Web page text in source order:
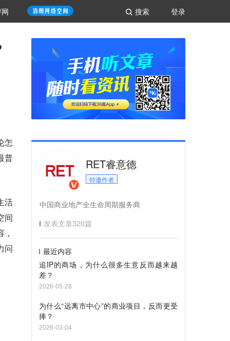
登录
搜索
怎
普
活
间
问
RET睿意德
特邀作者
中国商业地产全生命周期服务商
发表文章320篇
最近内容
追IP的商场，为什么很多生意反而越来越
差？
2026-05-28
为什么“远离市中心”的商业项目，反而更受
捧？
2026-03-04